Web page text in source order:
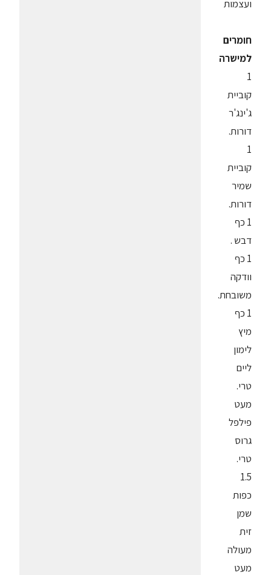
ועצמות
חומרים
למישרה
1
קוביית
ג'ינג'ר
דורות.
1
קוביית
שמיר
דורות.
1 כף
דבש .
1 כף
וודקה
משובחת.
1 כף
מיץ
לימון
ליים
טרי.
מעט
פילפל
גרוס
טרי.
1.5
כפות
שמן
זית
מעולה
מעט